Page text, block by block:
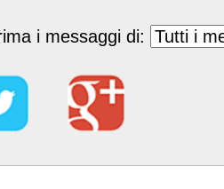
i messaggi di: